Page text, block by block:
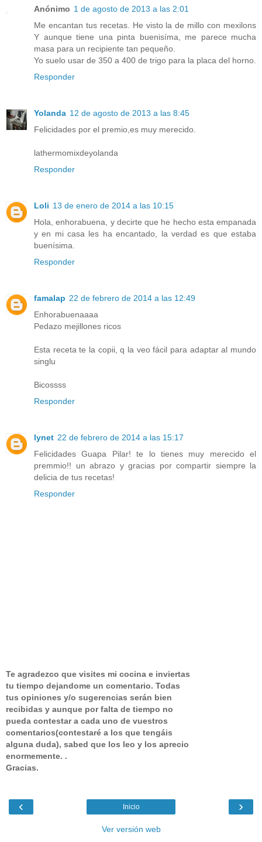
Anónimo 1 de agosto de 2013 a las 2:01
Me encantan tus recetas. He visto la de millo con mexilons
Y aunque tiene una pinta buenisíma, me parece mucha
masa para un recipiente tan pequeño.
Yo suelo usar de 350 a 400 de trigo para la placa del horno.
Responder
Yolanda 12 de agosto de 2013 a las 8:45
Felicidades por el premio,es muy merecido.
lathermomixdeyolanda
Responder
Loli 13 de enero de 2014 a las 10:15
Hola, enhorabuena, y decirte que he hecho esta empanada
y en mi casa les ha encantado, la verdad es que estaba
buenísima.
Responder
famalap 22 de febrero de 2014 a las 12:49
Enhorabuenaaaa
Pedazo mejillones ricos
Esta receta te la copii, q la veo fácil para adaptar al mundo
singlu
Bicossss
Responder
lynet 22 de febrero de 2014 a las 15:17
Felicidades Guapa Pilar! te lo tienes muy merecido el
premmio!! un abrazo y gracias por compartir siempre la
delicia de tus recetas!
Responder
Te agradezco que visites mi cocina e inviertas
tu tiempo dejandome un comentario. Todas
tus opiniones y/o sugerencias serán bien
recibidas y aunque por falta de tiempo no
pueda contestar a cada uno de vuestros
comentarios(contestaré a los que tengáis
alguna duda), sabed que los leo y los aprecio
enormemente. .
Gracias.
‹ ›
Inicio
Ver versión web